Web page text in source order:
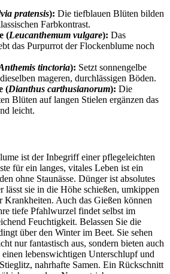
pratensis): Die tiefblauen Blüten bilden
Farbkontrast.
(Leucanthemum vulgare): Das
das Purpurrot der Flockenblume noch
tinctoria): Setzt sonnengelbe
mageren, durchlässigen Böden.
(Dianthus carthusianorum): Die
Blüten auf langen Stielen ergänzen das
leicht.
ist der Inbegriff einer pflegeleichten
für ein langes, vitales Leben ist ein
ohne Staunässe. Dünger ist absolutes
lässt sie in die Höhe schießen, umkippen
Krankheiten. Auch das Gießen können
tiefe Pfahlwurzel findet selbst im
Feuchtigkeit. Belassen Sie die
über den Winter im Beet. Sie sehen
nur fantastisch aus, sondern bieten auch
lebenswichtigen Unterschlupf und
nahrhafte Samen. Ein Rückschnitt